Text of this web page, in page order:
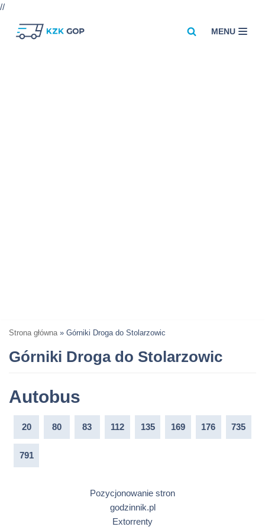
//
MENU
Strona główna » Górniki Droga do Stolarzowic
Górniki Droga do Stolarzowic
Autobus
20 80 83 112 135 169 176 735
791
Pozycjonowanie stron
godzinnik.pl
Extorrenty